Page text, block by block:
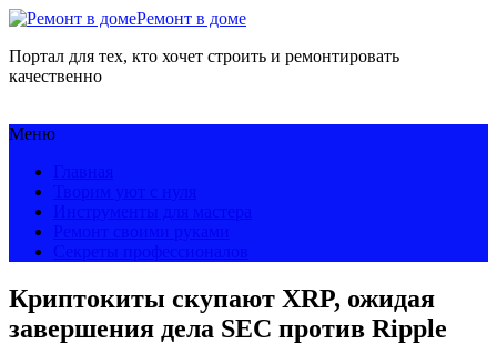
Ремонт в доме
Портал для тех, кто хочет строить и ремонтировать
качественно
Меню
Криптокиты скупают XRP, ожидая
завершения дела SEC против Ripple